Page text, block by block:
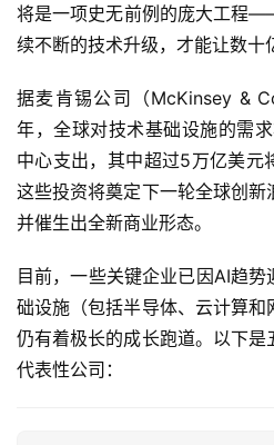
将是一项史无前例的庞大工程
续不断的技术升级，才能让数十
据麦肯锡公司（McKinsey &
年，全球对技术基础设施的需
中心支出，其中超过5万亿美元
这些投资将奠定下一轮全球创
并催生出全新商业形态。
目前，一些关键企业已因AI趋
础设施（包括半导体、云计算和
仍有着极长的成长跑道。以下
代表性公司：